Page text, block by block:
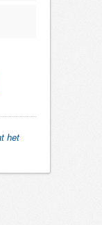
het